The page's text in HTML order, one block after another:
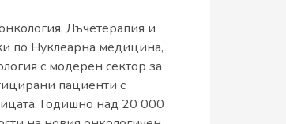
Лъчетерапия и
по Нуклеарна медицина,
с модерен сектор за
пациенти с
Годишно над 20 000